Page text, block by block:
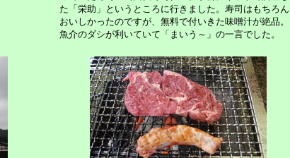
た「栄助」というところに行きました。寿司はもちろん
おいしかったのですが、無料で付いきた味噌汁が絶品。
魚介のダシが利いていて「まいう～」の一言でした。